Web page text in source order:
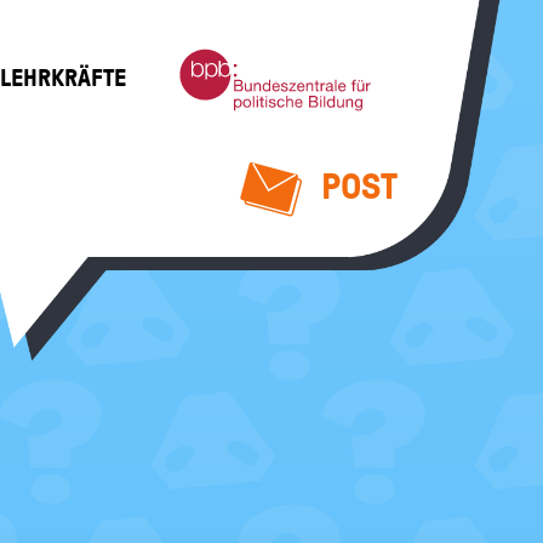
Bundeszentrale
für
politische
POST